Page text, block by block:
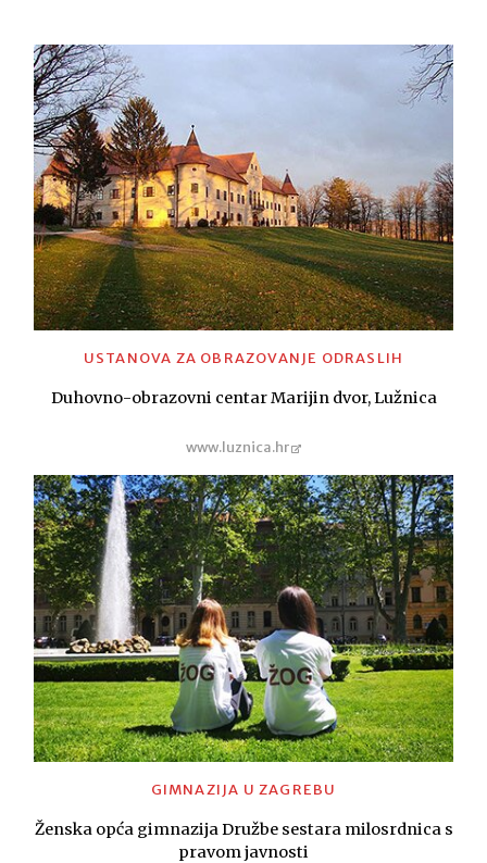
USTANOVA ZA OBRAZOVANJE ODRASLIH
Duhovno-obrazovni centar Marijin dvor, Lužnica
www.luznica.hr
GIMNAZIJA U ZAGREBU
Ženska opća gimnazija Družbe sestara milosrdnica s
pravom javnosti